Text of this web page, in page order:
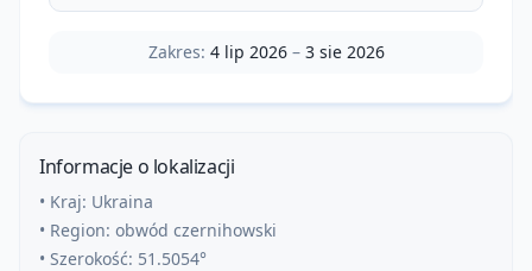
Zakres: 4 lip 2026– 3 sie 2026
Informacje o lokalizacji
• Kraj: Ukraina
• Region: obwód czernihowski
• Szerokość: 51.5054°